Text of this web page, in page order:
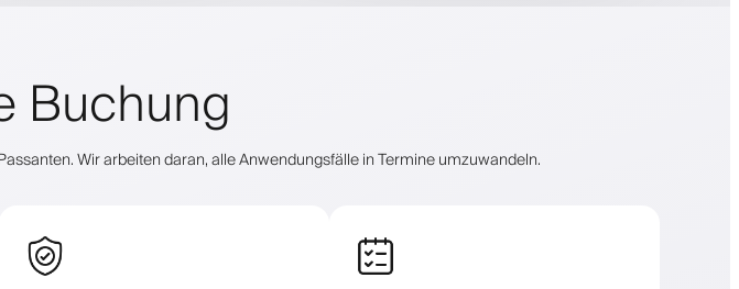
Buchung
Wir arbeiten daran, alle Anwendungsfälle in Termine umzuwandeln.